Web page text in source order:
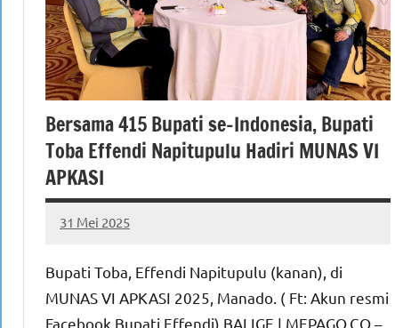
Bersama 415 Bupati se-Indonesia, Bupati
Toba Effendi Napitupulu Hadiri MUNAS VI
APKASI
31 Mei 2025
MEPAGO
No
Bupati Toba, Effendi Napitupulu (kanan), di
MUNAS VI APKASI 2025, Manado. ( Ft: Akun resmi
Facebook Bupati Effendi) BALIGE | MEPAGO.CO –